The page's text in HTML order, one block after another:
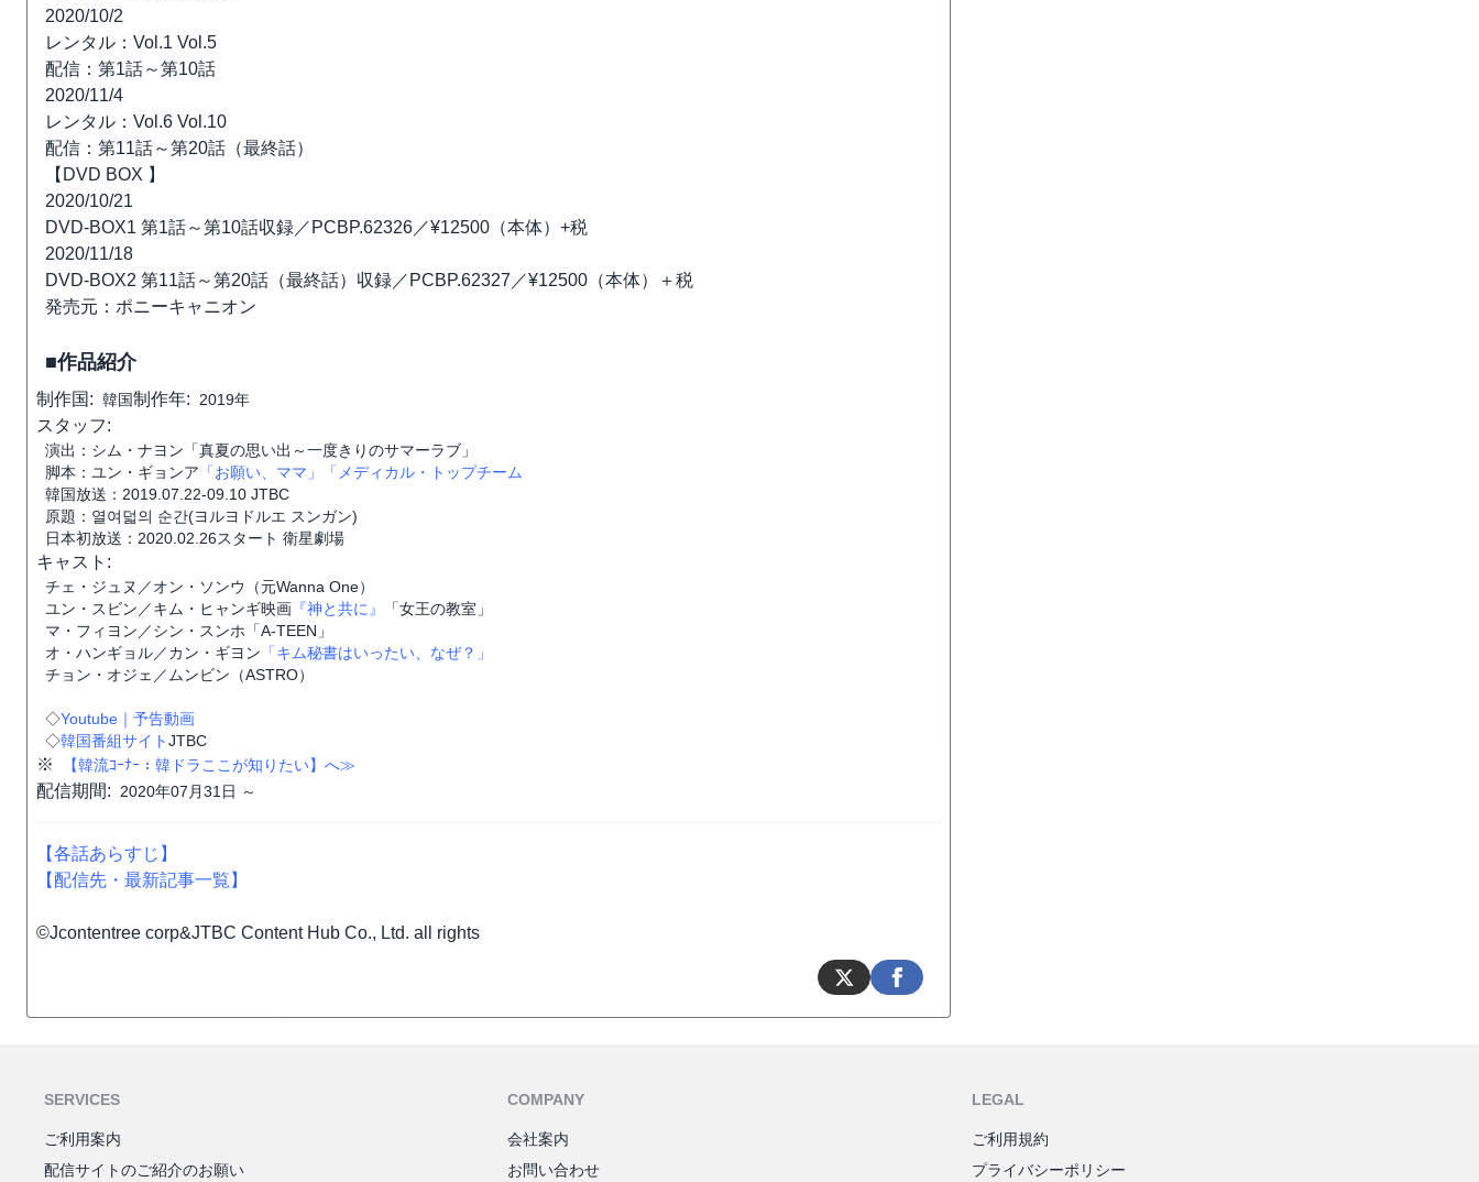
2020/10/2
レンタル：Vol.1 Vol.5
配信：第1話～第10話
2020/11/4
レンタル：Vol.6 Vol.10
配信：第11話～第20話（最終話）
【DVD BOX 】
2020/10/21
DVD-BOX1 第1話～第10話収録／PCBP.62326／¥12500（本体）+税
2020/11/18
DVD-BOX2 第11話～第20話（最終話）収録／PCBP.62327／¥12500（本体）＋税
発売元：ポニーキャニオン
■作品紹介
制作国: 韓国制作年: 2019年
スタッフ:
演出：シム・ナヨン「真夏の思い出～一度きりのサマーラブ」
脚本：ユン・ギョンア 「お願い、ママ」
「メディカル・トップチーム
韓国放送：2019.07.22-09.10 JTBC
原題：열여덟의 순간(ヨルヨドルエ スンガン)
日本初放送：2020.02.26スタート 衛星劇場
キャスト:
チェ・ジュヌ／オン・ソンウ（元Wanna One）
ユン・スビン／キム・ヒャンギ映画 『神と共に』
「女王の教室」
マ・フィヨン／シン・スンホ「A-TEEN」
オ・ハンギョル／カン・ギヨン 「キム秘書はいったい、なぜ？」
チョン・オジェ／ムンビン（ASTRO）
◇Youtube｜予告動画
◇韓国番組サイトJTBC
※ 【韓流ｺｰﾅｰ：韓ドラここが知りたい】へ≫
配信期間: 2020年07月31日 ～
【各話あらすじ】
【配信先・最新記事一覧】
©Jcontentree corp&JTBC Content Hub Co., Ltd. all rights
SERVICES
ご利用案内
配信サイトのご紹介のお願い
COMPANY
会社案内
お問い合わせ
LEGAL
ご利用規約
プライバシーポリシー